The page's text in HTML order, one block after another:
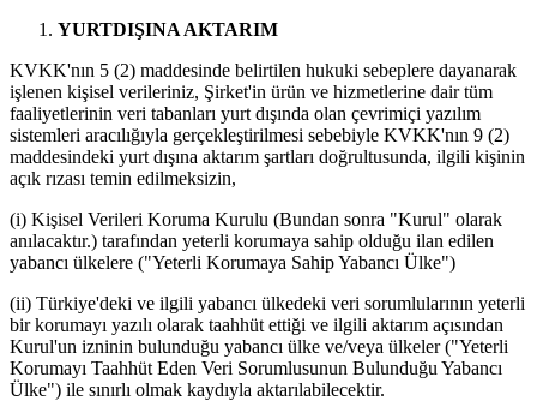
YURTDIŞINA AKTARIM
KVKK'nın 5 (2) maddesinde belirtilen hukuki sebeplere dayanarak
işlenen kişisel verileriniz, Şirket'in ürün ve hizmetlerine dair tüm
faaliyetlerinin veri tabanları yurt dışında olan çevrimiçi yazılım
sistemleri aracılığıyla gerçekleştirilmesi sebebiyle KVKK'nın 9 (2)
maddesindeki yurt dışına aktarım şartları doğrultusunda, ilgili kişinin
açık rızası temin edilmeksizin,
(i) Kişisel Verileri Koruma Kurulu (Bundan sonra "Kurul" olarak
anılacaktır.) tarafından yeterli korumaya sahip olduğu ilan edilen
yabancı ülkelere ("Yeterli Korumaya Sahip Yabancı Ülke")
(ii) Türkiye'deki ve ilgili yabancı ülkedeki veri sorumlularının yeterli
bir korumayı yazılı olarak taahhüt ettiği ve ilgili aktarım açısından
Kurul'un izninin bulunduğu yabancı ülke ve/veya ülkeler ("Yeterli
Korumayı Taahhüt Eden Veri Sorumlusunun Bulunduğu Yabancı
Ülke") ile sınırlı olmak kaydıyla aktarılabilecektir.